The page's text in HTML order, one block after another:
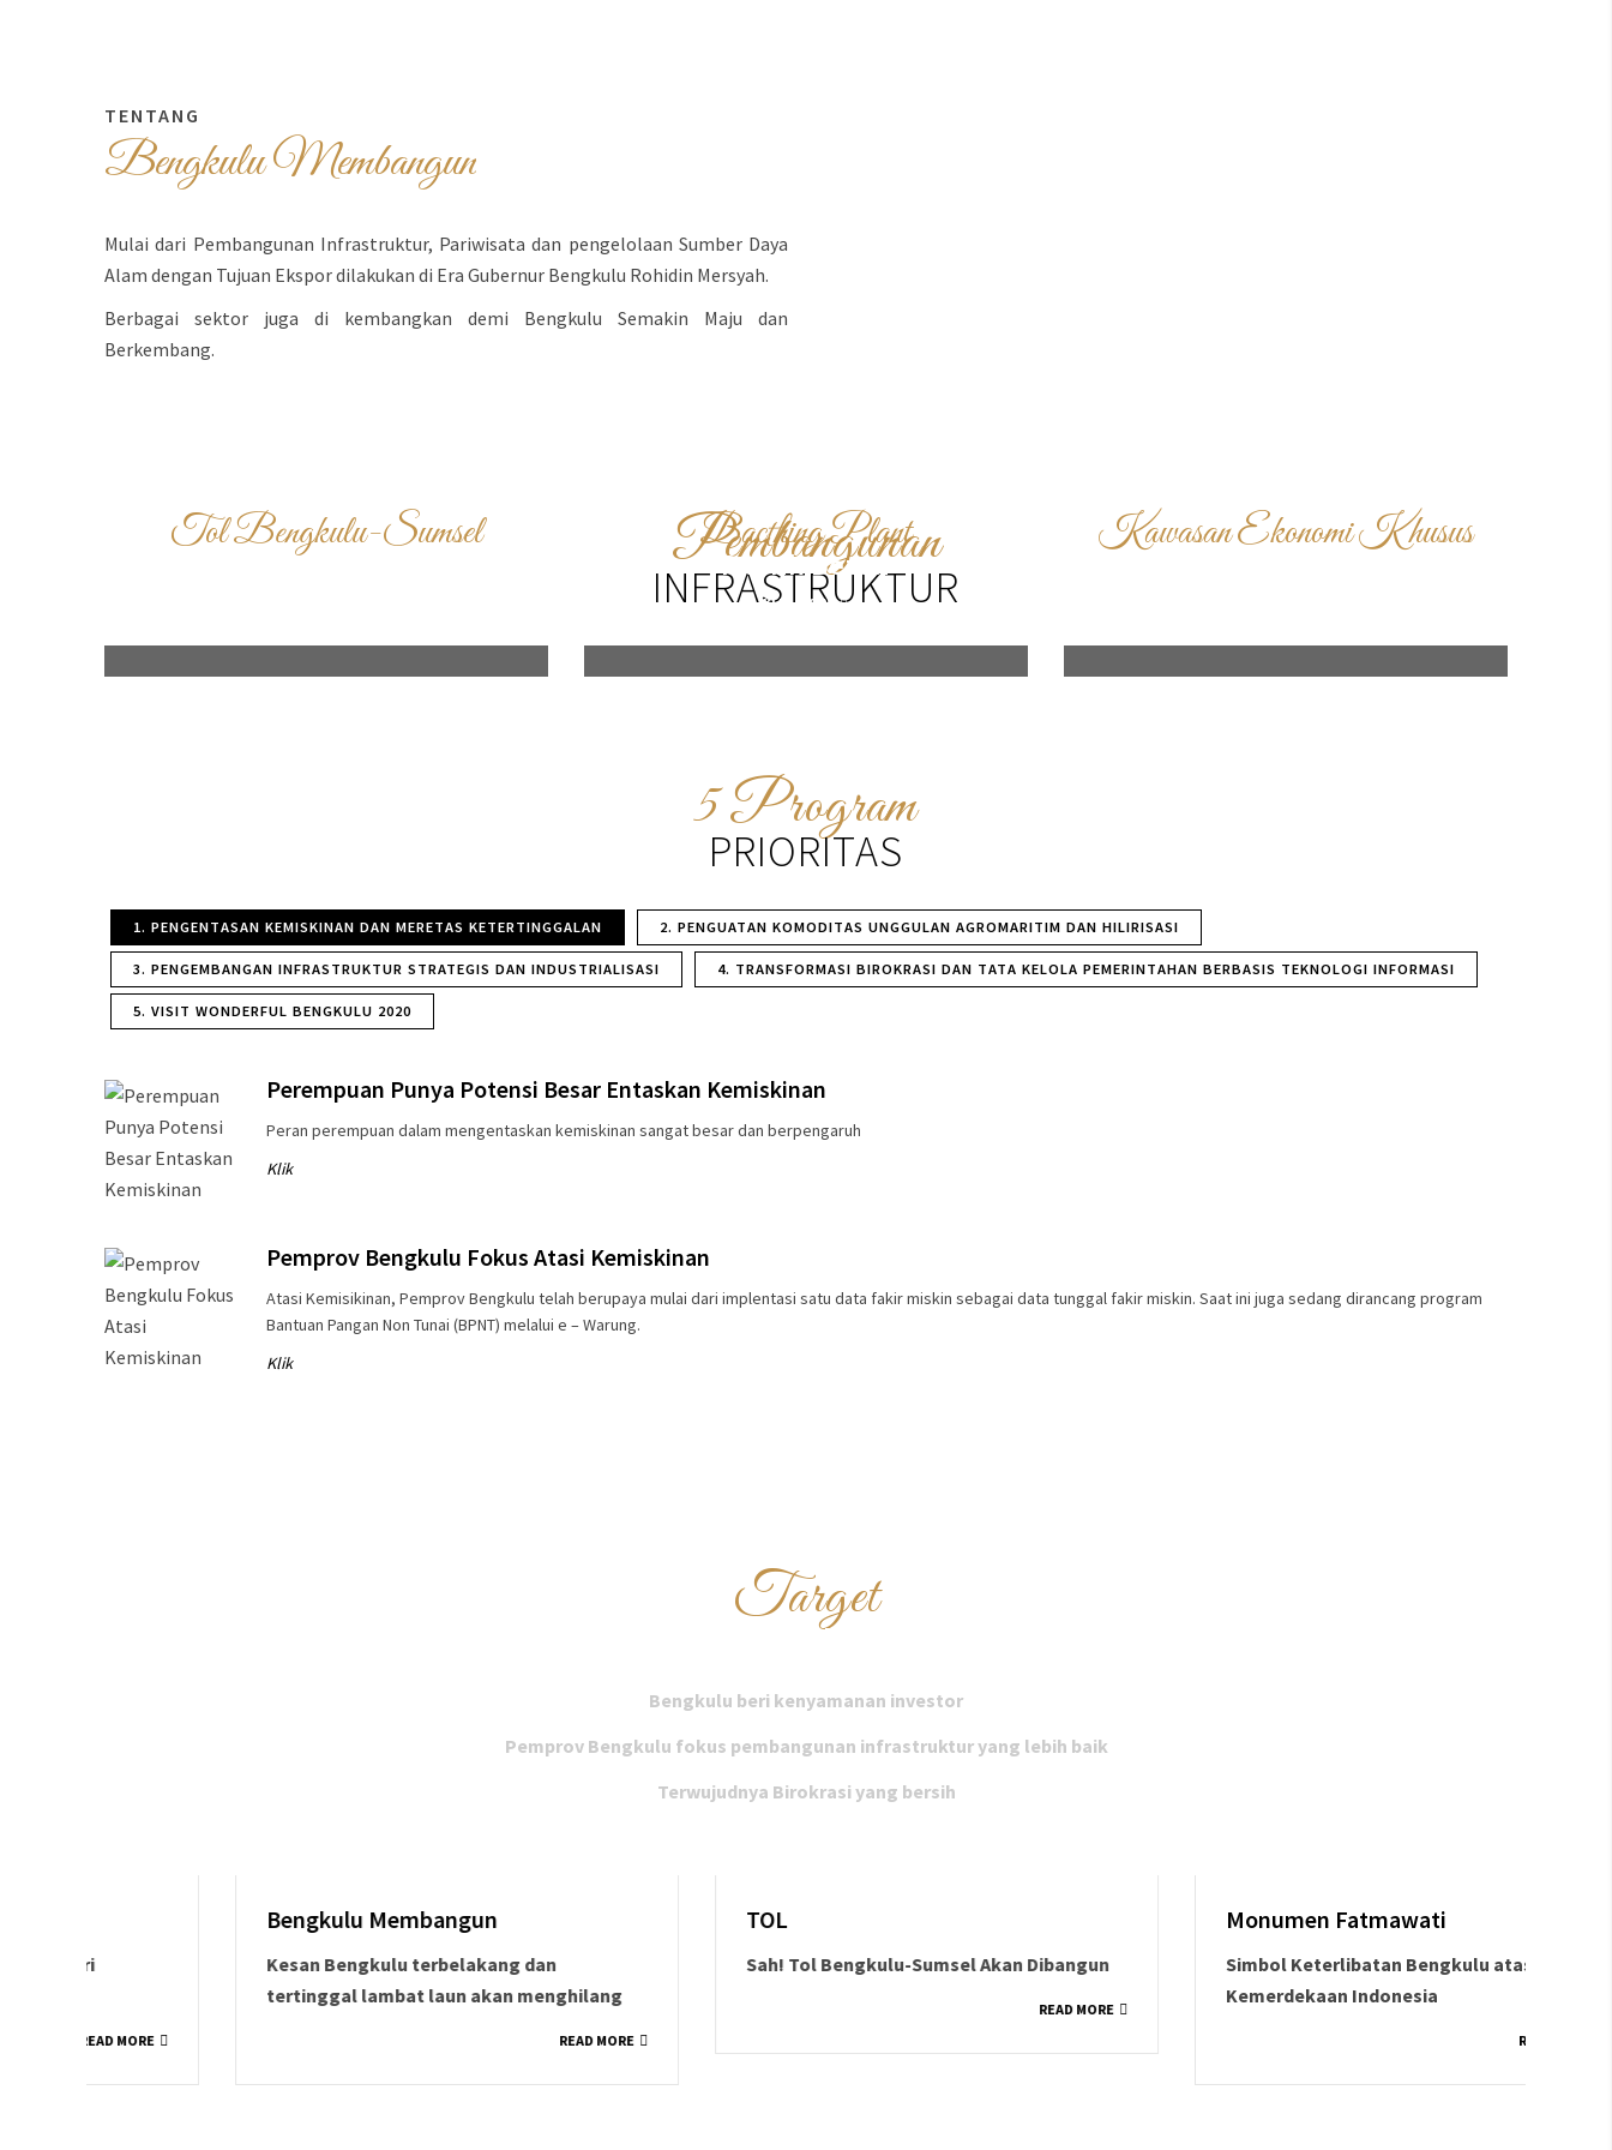
TENTANG
BengkuluMembangun
Mulai dari Pembangunan Infrastruktur, Pariwisata dan pengelolaan Sumber Daya
Alam dengan Tujuan Ekspor dilakukan di Era Gubernur Bengkulu Rohidin Mersyah.
Berbagai sektor juga di kembangkan demi Bengkulu Semakin Maju dan
Berkembang.
Pembangunan
INFRASTRUKTUR
Tol Bengkulu-Sumsel
TOL
Bacthing Plant
Pabrik Beton
KLIK DISINI
Kawasan Ekonomi Khusus
5 Program
PRIORITAS
1. PENGENTASAN KEMISKINAN DAN MERETAS KETERTINGGALAN 2. PENGUATAN KOMODITAS UNGGULAN AGROMARITIM DAN HILIRISASI
3. PENGEMBANGAN INFRASTRUKTUR STRATEGIS DAN INDUSTRIALISASI 4. TRANSFORMASI BIROKRASI DAN TATA KELOLA PEMERINTAHAN BERBASIS TEKNOLOGI INFORMASI
5. VISIT WONDERFUL BENGKULU 2020
Perempuan Punya Potensi Besar Entaskan Kemiskinan
Peran perempuan dalam mengentaskan kemiskinan sangat besar dan berpengaruh
Klik
Pemprov Bengkulu Fokus Atasi Kemiskinan
Atasi Kemisikinan, Pemprov Bengkulu telah berupaya mulai dari implentasi satu data fakir miskin sebagai data tunggal fakir miskin. Saat ini juga sedang dirancang program
Bantuan Pangan Non Tunai (BPNT) melalui e – Warung.
Klik
Target
BENGKULU MEMBANGUN
Bengkulu beri kenyamanan investor
Pemprov Bengkulu fokus pembangunan infrastruktur yang lebih baik
Terwujudnya Birokrasi yang bersih
Bengkulu Membangun
Kesan Bengkulu terbelakang dan
tertinggal lambat laun akan menghilang
Sah! Tol Bengkulu-Sumsel Akan Dibangun
Monumen Fatmawati
Simbol Keterlibatan Bengkulu atas
Kemerdekaan Indonesia